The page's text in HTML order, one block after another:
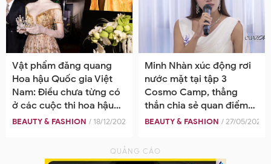
Vật phẩm đăng quang
Hoa hậu Quốc gia Việt
Nam: Điều chưa từng có
ở các cuộc thi hoa hậu
tại Việt Nam
BEAUTY & FASHION / 18/12/2024
Minh Nhàn xúc động rơi
nước mặt tại tập 3
Cosmo Camp, thẳng
thắn chia sẻ quan điểm
cùng các thành viên
BEAUTY & FASHION / 27/05/2025